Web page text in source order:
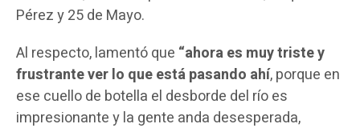
Pérez y 25 de Mayo.
Al respecto, lamentó que “ahora es muy triste y
frustrante ver lo que está pasando ahí, porque en
ese cuello de botella el desborde del río es
impresionante y la gente anda desesperada,